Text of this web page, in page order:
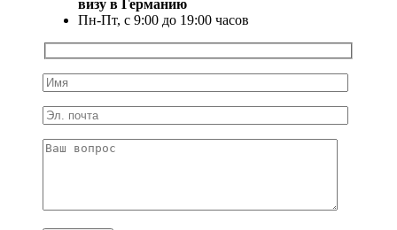
визу в Германию
Пн-Пт, с 9:00 до 19:00 часов